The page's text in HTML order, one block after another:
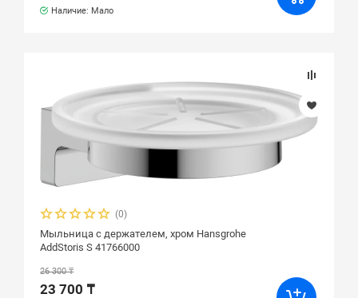
Наличие: Мало
(0)
Мыльница с держателем, хром Hansgrohe
AddStoris S 41766000
26 300 ₸
23 700 ₸